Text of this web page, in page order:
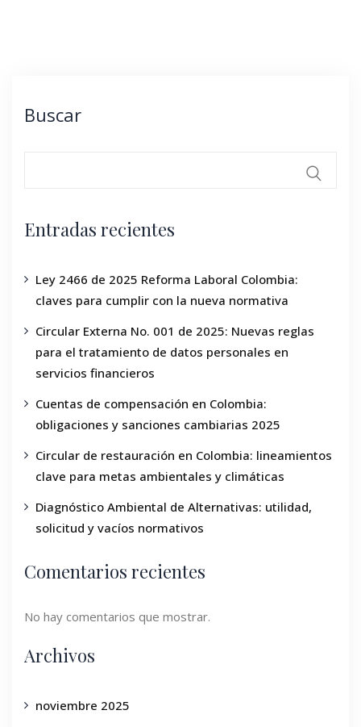
Buscar
Entradas recientes
Ley 2466 de 2025 Reforma Laboral Colombia:
claves para cumplir con la nueva normativa
Circular Externa No. 001 de 2025: Nuevas reglas
para el tratamiento de datos personales en
servicios financieros
Cuentas de compensación en Colombia:
obligaciones y sanciones cambiarias 2025
Circular de restauración en Colombia: lineamientos
clave para metas ambientales y climáticas
Diagnóstico Ambiental de Alternativas: utilidad,
solicitud y vacíos normativos
Comentarios recientes
No hay comentarios que mostrar.
Archivos
noviembre 2025